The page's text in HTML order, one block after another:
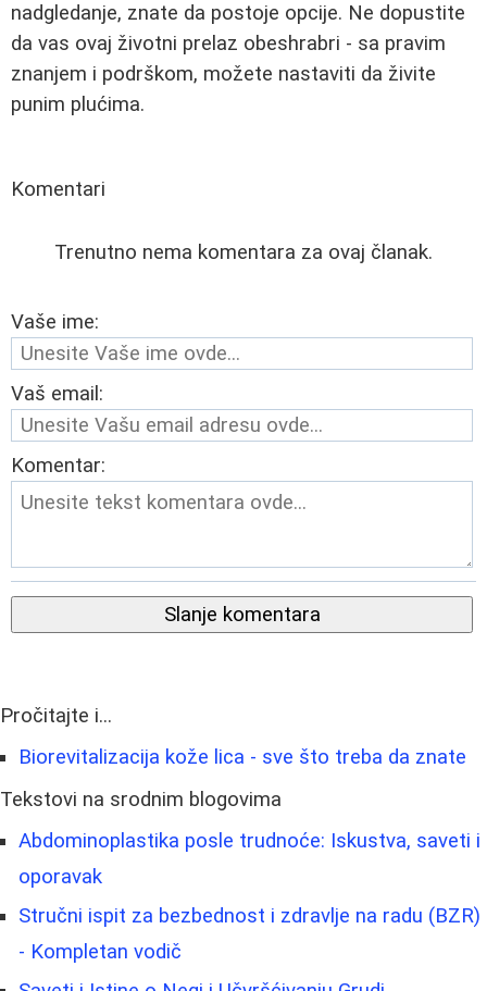
nadgledanje, znate da postoje opcije. Ne dopustite
da vas ovaj životni prelaz obeshrabri - sa pravim
znanjem i podrškom, možete nastaviti da živite
punim plućima.
Komentari
Trenutno nema komentara za ovaj članak.
Vaše ime:
Vaš email:
Komentar:
Slanje komentara
Pročitajte i...
Biorevitalizacija kože lica - sve što treba da znate
Tekstovi na srodnim blogovima
Abdominoplastika posle trudnoće: Iskustva, saveti i
oporavak
Stručni ispit za bezbednost i zdravlje na radu (BZR)
- Kompletan vodič